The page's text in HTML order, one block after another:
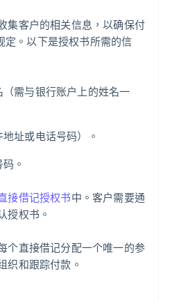
集客户的相关信息，以确保付
定。以下是授权书所需的信
需与银行账户上的姓名一
址或电话号码）。
。
接借记授权书中。客户需要通
授权书。
个直接借记分配一个唯一的参
织和跟踪付款。